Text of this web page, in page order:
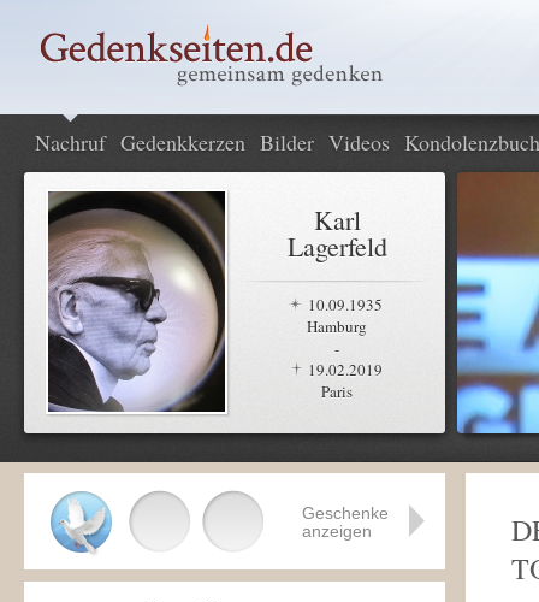
Nachruf Gedenkkerzen Bilder Videos Kondolenzbuch
Karl
Lagerfeld
10.09.1935
Hamburg
-
19.02.2019
Paris
Geschenke
anzeigen